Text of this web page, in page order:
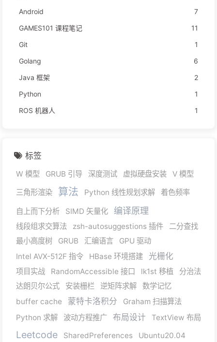
Android
7
GAMES101 课程笔记
11
Git
1
Golang
6
Java 框架
2
Python
1
ROS 机器人
1
标签
W 模型 GRUB 引导 深度测试 虚拟硬盘安装
V 模型
三角形渲染
算法 Python 线性规划求解 着色频率
自上而下分析 SIMD 矢量化 编译原理
线段组求交算法 zsh-autosuggestions 插件
二分查找
最小高度树
GRUB 汇编语言
GPU 驱动
Intel AVX-512F 指令
HBase 环境搭建 光栅化
项目实战 RandomAccessible 接口 lk1st 移植
分治法
达朗贝尔公式
安装栅栏 逆矩阵求解
数学记忆
buffer cache
蒙特卡洛积分
Graham 扫描算法
Python 求解
波动方程推广 布局设计 TextView 布局
Leetcode SharedPreferences Ubuntu20.04